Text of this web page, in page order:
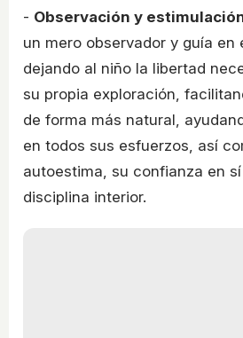
- Observación y
un mero observador y guía en
dejando al niño la libertad
su propia exploración,
de forma más natural,
en todos sus esfuerzos, así
autoestima, su confianza en
disciplina interior.